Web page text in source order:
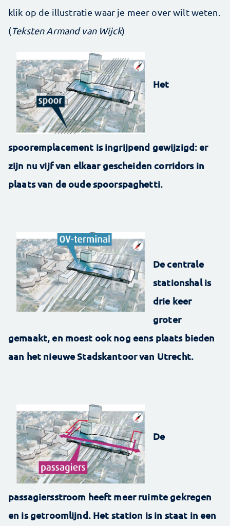
klik op de illustratie waar je meer over wilt weten.
(Teksten Armand van Wijck)
Het
spooremplacement is ingrijpend gewijzigd: er
zijn nu vijf van elkaar gescheiden corridors in
plaats van de oude spoorspaghetti.
De centrale
stationshal is
drie keer
groter
gemaakt, en moest ook nog eens plaats bieden
aan het nieuwe Stadskantoor van Utrecht.
De
passagiersstroom heeft meer ruimte gekregen
en is getroomlijnd. Het station is in staat in een